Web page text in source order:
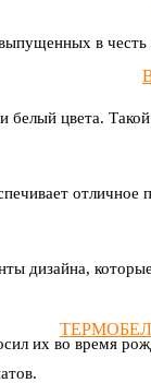
в
цвета.
дизайна,
их во время